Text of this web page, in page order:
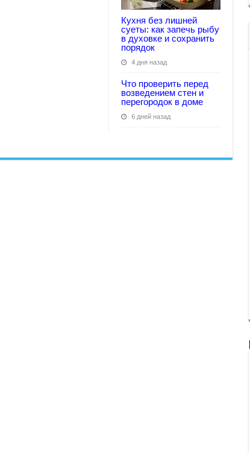
Кухня без лишней
суеты: как запечь рыбу
в духовке и сохранить
порядок
4 дня назад
Что проверить перед
возведением стен и
перегородок в доме
6 дней назад